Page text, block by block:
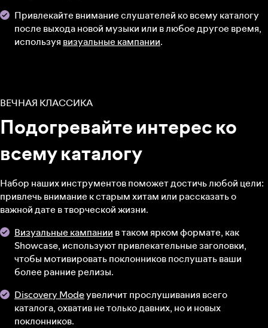
Привлекайте внимание слушателей ко всему каталогу
после выхода новой музыки или в любое другое время,
используя визуальные кампании.
ВЕЧНАЯ КЛАССИКА
Подогревайте интерес ко
всему каталогу
Набор наших инструментов поможет достичь любой цели:
привлечь внимание к старым хитам или рассказать о
важной дате в творческой жизни.
Визуальные кампании в таком ярком формате, как
Showcase, используют привлекательные заголовки,
чтобы мотивировать поклонников послушать ваши
более ранние релизы.
Discovery Modeувеличит прослушивания всего
каталога, охватив не только давних, но и новых
поклонников.